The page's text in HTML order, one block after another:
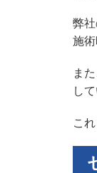
弊
施
ま
し
こ